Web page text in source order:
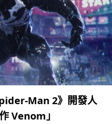
Man 2》開發人
Venom」